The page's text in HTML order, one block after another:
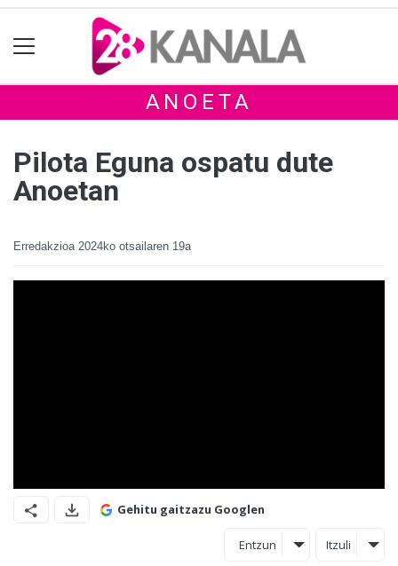
ANOETA
Pilota Eguna ospatu dute
Anoetan
Erredakzioa 2024ko otsailaren 19a
Gehitu gaitzazu Googlen
Entzun Itzuli